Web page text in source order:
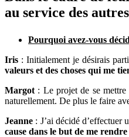
au service des
Pourquoi avez-vous
Iris : Initialement je désirais
valeurs et des choses qui me
Margot : Le projet de se
naturellement. De plus le faire
Jeanne : J’ai décidé
cause dans le but de me